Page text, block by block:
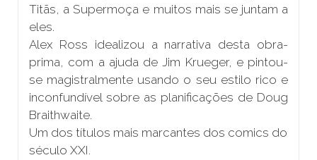
Titãs, a Supermoça e muitos mais se juntam a
eles.
Alex Ross idealizou a narrativa desta obra-
prima, com a ajuda de Jim Krueger, e pintou-
se magistralmente usando o seu estilo rico e
inconfundível sobre as planificações de Doug
Braithwaite.
Um dos títulos mais marcantes dos comics do
século XXI.